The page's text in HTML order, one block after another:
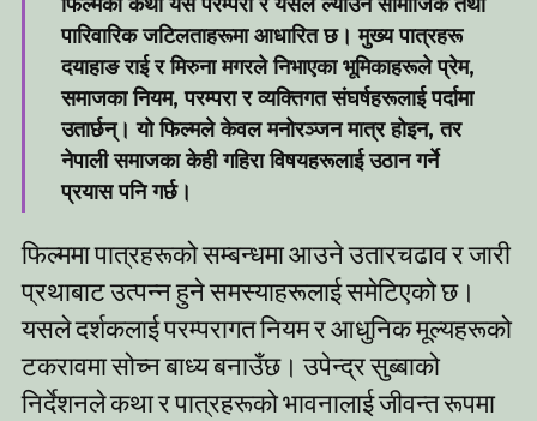
पारिवारिक जटिलताहरूमा आधारित छ। मुख्य पात्रहरू
दयाहाङ राई र मिरुना मगरले निभाएका भूमिकाहरूले प्रेम,
समाजका नियम, परम्परा र व्यक्तिगत संघर्षहरूलाई पर्दामा
उतार्छन्। यो फिल्मले केवल मनोरञ्जन मात्र होइन, तर
नेपाली समाजका केही गहिरा विषयहरूलाई उठान गर्ने
प्रयास पनि गर्छ।
फिल्ममा पात्रहरूको सम्बन्धमा आउने उतारचढाव र जारी
प्रथाबाट उत्पन्न हुने समस्याहरूलाई समेटिएको छ।
यसले दर्शकलाई परम्परागत नियम र आधुनिक मूल्यहरूको
टकरावमा सोच्न बाध्य बनाउँछ। उपेन्द्र सुब्बाको
निर्देशनले कथा र पात्रहरूको भावनालाई जीवन्त रूपमा